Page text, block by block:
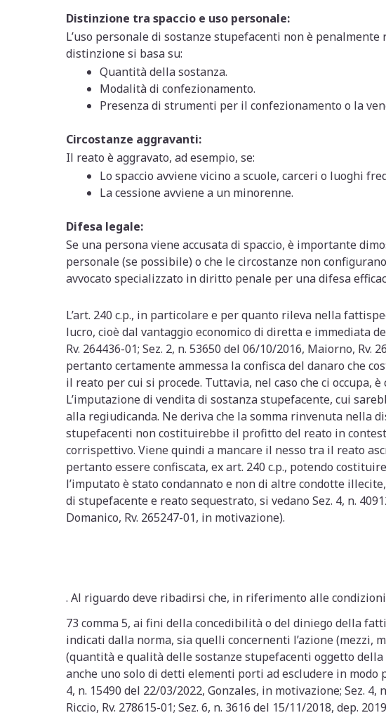
Distinzione tra spaccio e uso personale:
L’uso personale di sostanze stupefacenti non è
distinzione si basa su:
Quantità della sostanza.
Modalità di confezionamento.
Presenza di strumenti per il confezionamento o la
Circostanze aggravanti:
Il reato è aggravato, ad esempio, se:
Lo spaccio avviene vicino a scuole, carceri o luoghi
La cessione avviene a un minorenne.
Difesa legale:
Se una persona viene accusata di spaccio, è importante
personale (se possibile) o che le circostanze non
avvocato specializzato in diritto penale per una difesa
L’art. 240 c.p., in particolare e per quanto rileva nella
lucro, cioè dal vantaggio economico di diretta e immediata
Rv. 264436-01; Sez. 2, n. 53650 del 06/10/2016, Maiorno, Rv.
pertanto certamente ammessa la confisca del danaro che
il reato per cui si procede. Tuttavia, nel caso che ci occupa,
L’imputazione di vendita di sostanza stupefacente, cui
alla regiudicanda. Ne deriva che la somma rinvenuta nella
stupefacenti non costituirebbe il profitto del reato in
corrispettivo. Viene quindi a mancare il nesso tra il reato
pertanto essere confiscata, ex art. 240 c.p., potendo
l’imputato è stato condannato e non di altre condotte
di stupefacente e reato sequestrato, si vedano Sez. 4, n.
Domanico, Rv. 265247-01, in motivazione).
. Al riguardo deve ribadirsi che, in riferimento alle condizioni
73 comma 5, ai fini della concedibilità o del diniego della
indicati dalla norma, sia quelli concernenti l’azione (mezzi,
(quantità e qualità delle sostanze stupefacenti oggetto
anche uno solo di detti elementi porti ad escludere in
4, n. 15490 del 22/03/2022, Gonzales, in motivazione; Sez.
Riccio, Rv. 278615-01; Sez. 6, n. 3616 del 15/11/2018, dep.